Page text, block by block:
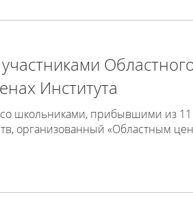
Института
со школьниками, прибывшими из
организованный «Областным